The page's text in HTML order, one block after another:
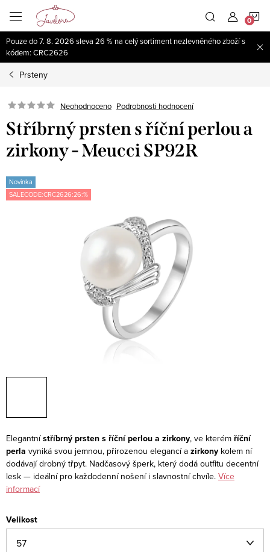
obsah
Pouze do 7. 8. 2026 sleva 26 % na celý sortiment nezlevněného zboží s
kódem: CRC2626
Prsteny
Neohodnoceno Podrobnosti hodnocení
Stříbrný prsten s říční perlou a
zirkony - Meucci SP92R
Novinka
SALECODE:CRC2626:26:%
Elegantnístříbrný prsten s říční perlou a zirkony, ve kterém říční
perla vyniká svou jemnou, přirozenou elegancí a zirkony kolem ní
dodávají drobný třpyt. Nadčasový šperk, který dodá outfitu decentní
lesk — ideální pro každodenní nošení i slavnostní chvíle. Více
informací
Velikost